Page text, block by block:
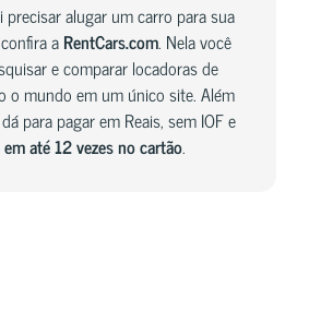
precisar alugar um carro para sua
aRentCars.com. Nela você
e comparar locadoras de
o mundo em um único site. Além
para pagar em Reais, sem IOF e
até 12 vezes no cartão.